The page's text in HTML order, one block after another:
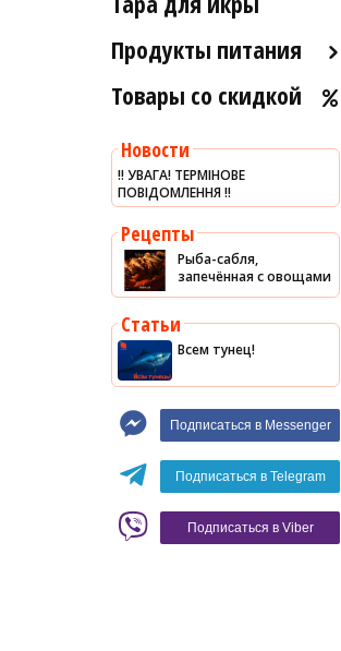
Мясо гребешка
Рапаны
Устрицы
Другое
Рыба холодного и
Продукты питания
Оливковое масло
Уксус
Сыры
Соусы
Сладости
Рис
Оливки
Мясные изделия
Вино
Белое вино
Красное вино
Кофе
Blaser
Товары со скидкой
Новости
‼️ УВАГА! ТЕРМІНОВЕ
ПОВІДОМЛЕННЯ ‼️
Рецепты
Рыба-сабля,
запечённая с овощами
Статьи
Всем тунец!
Подписаться в Messenger
Подписаться в Telegram
Подписаться в Viber